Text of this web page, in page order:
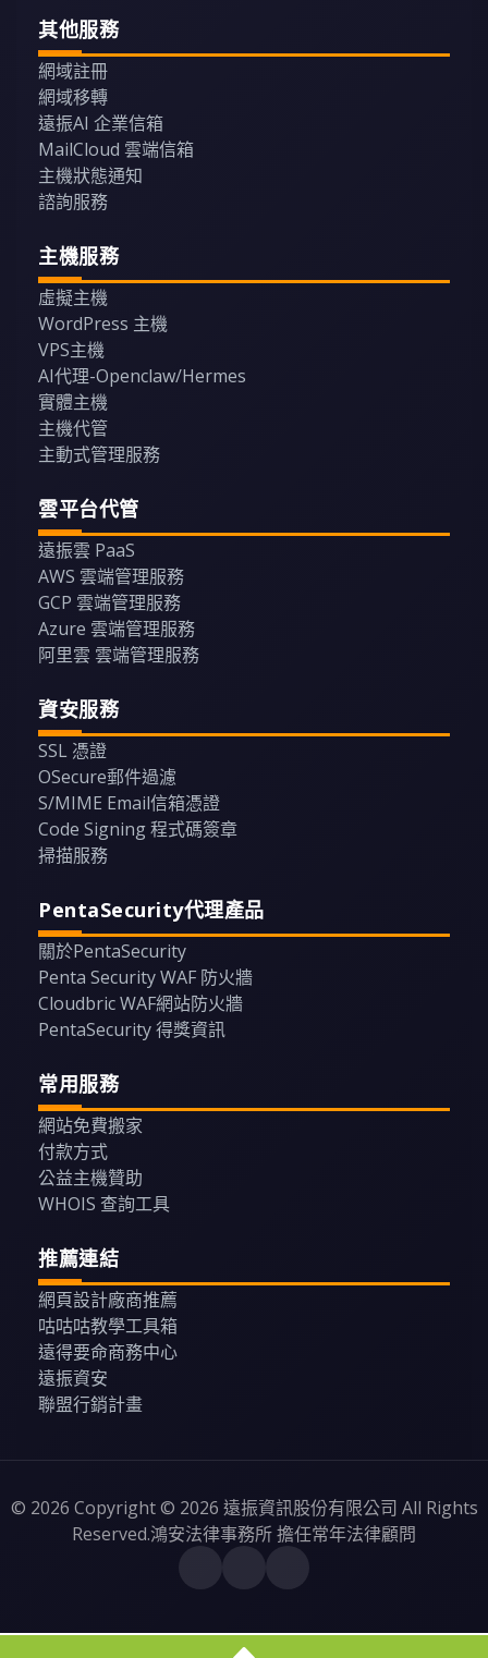
其他服務
網域註冊
網域移轉
遠振AI 企業信箱
MailCloud 雲端信箱
主機狀態通知
諮詢服務
主機服務
虛擬主機
WordPress 主機
VPS主機
AI代理-Openclaw/Hermes
實體主機
主機代管
主動式管理服務
雲平台代管
遠振雲 PaaS
AWS 雲端管理服務
GCP 雲端管理服務
Azure 雲端管理服務
阿里雲 雲端管理服務
資安服務
SSL 憑證
OSecure郵件過濾
S/MIME Email信箱憑證
Code Signing 程式碼簽章
掃描服務
PentaSecurity代理產品
關於PentaSecurity
Penta Security WAF 防火牆
Cloudbric WAF網站防火牆
PentaSecurity 得獎資訊
常用服務
網站免費搬家
付款方式
公益主機贊助
WHOIS 查詢工具
推薦連結
網頁設計廠商推薦
咕咕咕教學工具箱
遠得要命商務中心
遠振資安
聯盟行銷計畫
© 2026 Copyright © 2026 遠振資訊股份有限公司 All Rights
Reserved.鴻安法律事務所 擔任常年法律顧問